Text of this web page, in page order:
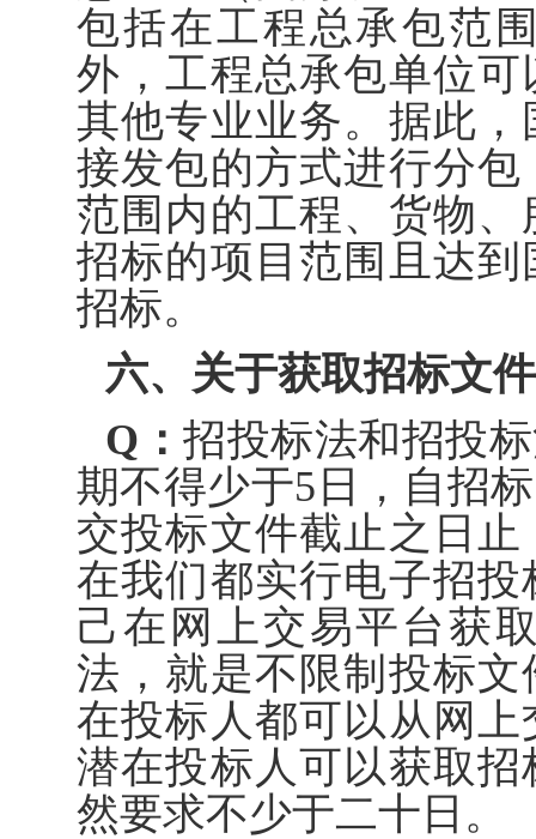
包括在工程总承包范
外，工程总承包单位
其他专业业务。据此
接发包的方式进行分
范围内的工程、货物
招标的项目范围且达
招标。
六、关于获取招标文
Q：招投标法和招投
期不得少于5日，自招
交投标文件截止之日
在我们都实行电子招
己在网上交易平台获
法，就是不限制投标
在投标人都可以从网
潜在投标人可以获取
然要求不少于二十日。